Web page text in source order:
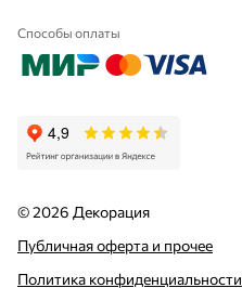
Способы оплаты
© 2026 Декорация
Публичная оферта и прочее
Политика конфиденциальности